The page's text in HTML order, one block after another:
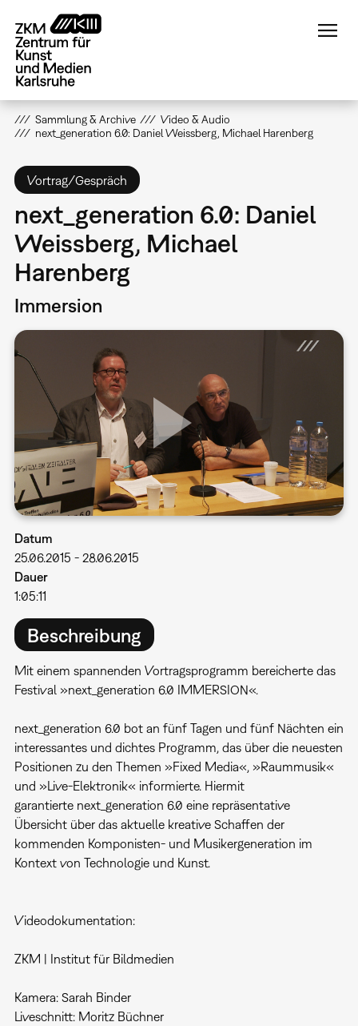
zum
Inhalt
Sammlung & Archive
Video & Audio
next_generation 6.0: Daniel Weissberg, Michael Harenberg
Vortrag/Gespräch
next_generation 6.0: Daniel
Weissberg, Michael
Harenberg
Immersion
Datum
25.06.2015 - 28.06.2015
Dauer
1:05:11
Beschreibung
Mit einem spannenden Vortragsprogramm bereicherte das
Festival »next_generation 6.0 IMMERSION«.
next_generation 6.0 bot an fünf Tagen und fünf Nächten ein
interessantes und dichtes Programm, das über die neuesten
Positionen zu den Themen »Fixed Media«, »Raummusik«
und »Live-Elektronik« informierte. Hiermit
garantierte next_generation 6.0 eine repräsentative
Übersicht über das aktuelle kreative Schaffen der
kommenden Komponisten- und Musikergeneration im
Kontext von Technologie und Kunst.
Videodokumentation:
ZKM | Institut für Bildmedien
Kamera: Sarah Binder
Liveschnitt: Moritz Büchner